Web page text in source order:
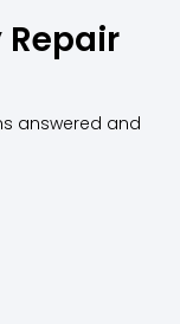
answered and